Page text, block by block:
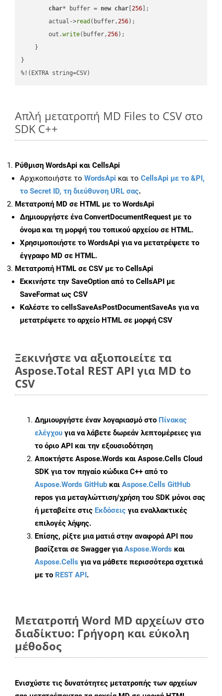
char* buffer = new char [256 ];
        actual->
read (buffer,256);
        out.
write(buffer,256);
    }
}
%!(EXTRA string=CSV)
Απλή μετατροπή MD Files to CSV στο
SDK C++
Ρύθμιση WordsApi και CellsApi
Αρχικοποιήστε το WordsApi και το CellsApi με το &PI,
το Secret ID, τη διεύθυνση URL σας.
Μετατροπή MD σε HTML με το WordsApi
Δημιουργήστε έναConvertDocumentRequest με το
όνομα και τη μορφή του τοπικού αρχείου σε HTML.
Χρησιμοποιήστε το WordsApi για να μετατρέψετε το
έγγραφο MD σε HTML.
Μετατροπή HTML σε CSV με το CellsApi
Εκκινήστε την SaveOption από το CellsAPI με
SaveFormat ως CSV
Καλέστε το cellsSaveAsPostDocumentSaveAs για να
μετατρέψετε το αρχείο HTML σε μορφή CSV
Ξεκινήστε να αξιοποιείτε τα
Aspose.Total REST API για MD to
CSV
Δημιουργήστε έναν λογαριασμό στο Πίνακας
ελέγχου για να λάβετε δωρεάν λεπτομέρειες για
το όριο API και την εξουσιοδότηση
Αποκτήστε Aspose.Words και Aspose.Cells Cloud
SDK για τον πηγαίο κώδικα C++ από το
Aspose.Words GitHub και Aspose.Cells GitHub
repos για μεταγλώττιση/χρήση του SDK μόνοι σας
ή μεταβείτε στις Εκδόσεις για εναλλακτικές
επιλογές λήψης.
Επίσης, ρίξτε μια ματιά στην αναφορά API που
βασίζεται σε Swagger γιαAspose.Words και
Aspose.Cells για να μάθετε περισσότερα σχετικά
με το REST API.
Μετατροπή Word MD αρχείων στο
διαδίκτυο: Γρήγορη και εύκολη
μέθοδος
Ενισχύστε τις δυνατότητες μετατροπής των αρχείων